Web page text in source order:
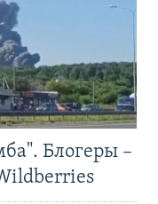
Блогеры –